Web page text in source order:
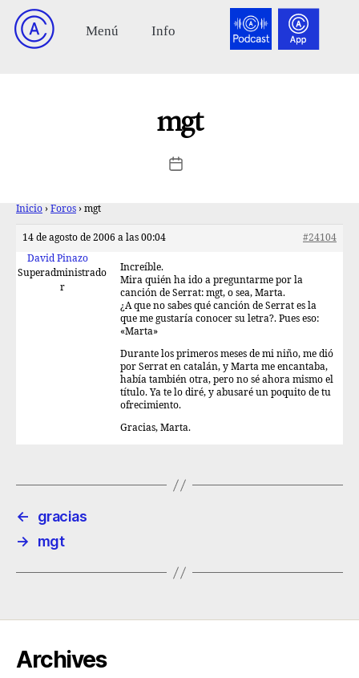
mgt
Inicio › Foros › mgt
14 de agosto de 2006 a las 00:04
#24104
David Pinazo
Superadministrado
r
Increíble.
Mira quién ha ido a preguntarme por la
canción de Serrat: mgt, o sea, Marta.
¿A que no sabes qué canción de Serrat es la
que me gustaría conocer su letra?. Pues eso:
«Marta»
Durante los primeros meses de mi niño, me dió
por Serrat en catalán, y Marta me encantaba,
había también otra, pero no sé ahora mismo el
título. Ya te lo diré, y abusaré un poquito de tu
ofrecimiento.
Gracias, Marta.
←
gracias
→
mgt
Archives